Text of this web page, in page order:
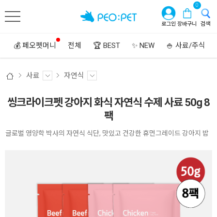
로그인 장바구니
0
검색
💰 페오펫머니 전체 🏆 BEST ✨ NEW 🍚 사료/주식
사료 자연식
씽크라이크펫 강아지 화식 자연식 수제 사료 50g 8
팩
글로벌 영양학 박사의 자연식 식단, 맛있고 건강한 휴먼그레이드 강아지 밥